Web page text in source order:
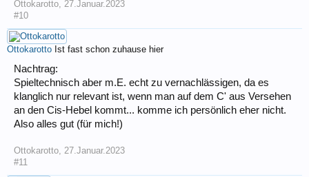
Ottokarotto 27.Januar.2023
#10
Ottokarotto Ist fast schon zuhause hier
Nachtrag:
Spieltechnisch aber m.E. echt zu vernachlässigen, da es
klanglich nur relevant ist, wenn man auf dem C' aus Versehen
an den Cis-Hebel kommt... komme ich persönlich eher nicht.
Also alles gut (für mich!)
Ottokarotto 27.Januar.2023
#11